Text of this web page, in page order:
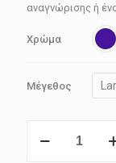
αναγνώρισης ή
Χρώμα
Μέγεθος
γυναικείο